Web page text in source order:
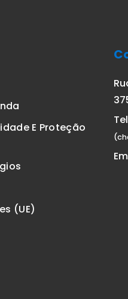
E Proteção
(UE)